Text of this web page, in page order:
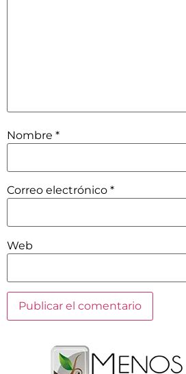
Nombre *
Correo electrónico *
Web